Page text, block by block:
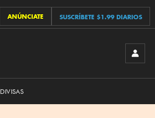
ANÚNCIATE SUSCRÍBETE $1.99 DIARIOS
DIVISAS